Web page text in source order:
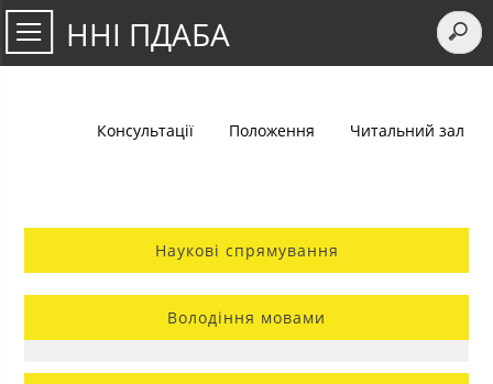
ННІ ПДАБА
Консультації Положення Читальний зал
Наукові спрямування
Володіння мовами